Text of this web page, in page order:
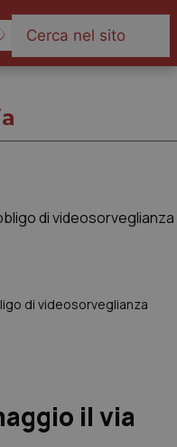
di videosorveglianza
il via